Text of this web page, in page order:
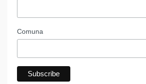
Comuna